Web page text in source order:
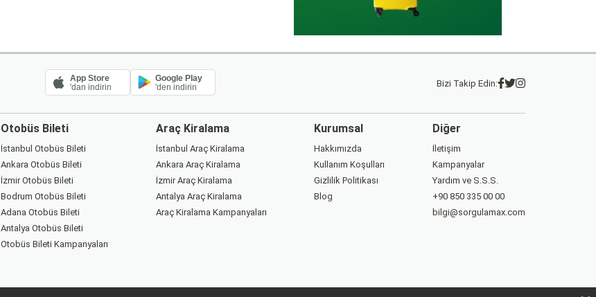
App Store
'dan indirin
Google Play
'den indirin Bizi Takip Edin:
Otobüs Bileti
İstanbul Otobüs Bileti
Ankara Otobüs Bileti
İzmir Otobüs Bileti
Bodrum Otobüs Bileti
Adana Otobüs Bileti
Antalya Otobüs Bileti
Otobüs Bileti Kampanyaları
Araç Kiralama
İstanbul Araç Kiralama
Ankara Araç Kiralama
İzmir Araç Kiralama
Antalya Araç Kiralama
Araç Kiralama Kampanyaları
Kurumsal
Hakkımızda
Kullanım Koşulları
Gizlilik Politikası
Blog
Diğer
İletişim
Kampanyalar
Yardım ve S.S.S.
+90 850 335 00 00
bilgi@sorgulamax.com